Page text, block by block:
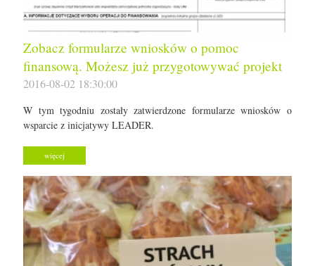
Zobacz formularze wniosków o pomoc
finansową. Możesz już przygotowywać projekt
2016-08-02 18:30:00
W tym tygodniu zostały zatwierdzone formularze wniosków o
wsparcie z inicjatywy LEADER.
więcej